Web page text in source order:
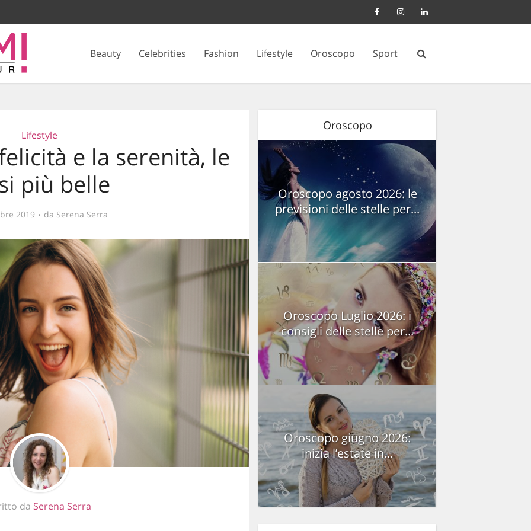
Beauty Celebrities Fashion Lifestyle Oroscopo Sport
Lifestyle
e la serenità, le
più belle
2019 da Serena Serra
da Serena Serra
Oroscopo
Oroscopo agosto 2026: le
previsioni delle stelle per...
Oroscopo Luglio 2026: i
consigli delle stelle per...
Oroscopo giugno 2026:
inizia l’estate in...